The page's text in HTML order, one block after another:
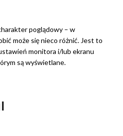
poglądowy – w
może się nieco różnić. Jest to
monitora i/lub ekranu
są wyświetlane.